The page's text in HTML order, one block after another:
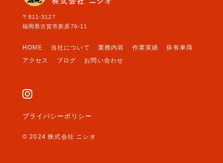
〒811-3127
福岡県古賀市新原76-11
HOME 当社について 業務内容 作業実績
保有車両
アクセス
ブログ お問い合わせ
プライバシーポリシー
© 2024 株式会社 ニシオ